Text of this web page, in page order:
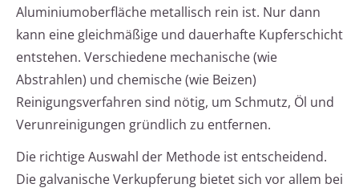
Aluminiumoberfläche metallisch rein ist. Nur dann
kann eine gleichmäßige und dauerhafte Kupferschicht
entstehen. Verschiedene mechanische (wie
Abstrahlen) und chemische (wie Beizen)
Reinigungsverfahren sind nötig, um Schmutz, Öl und
Verunreinigungen gründlich zu entfernen.
Die richtige Auswahl der Methode ist entscheidend.
Die galvanische Verkupferung bietet sich vor allem bei